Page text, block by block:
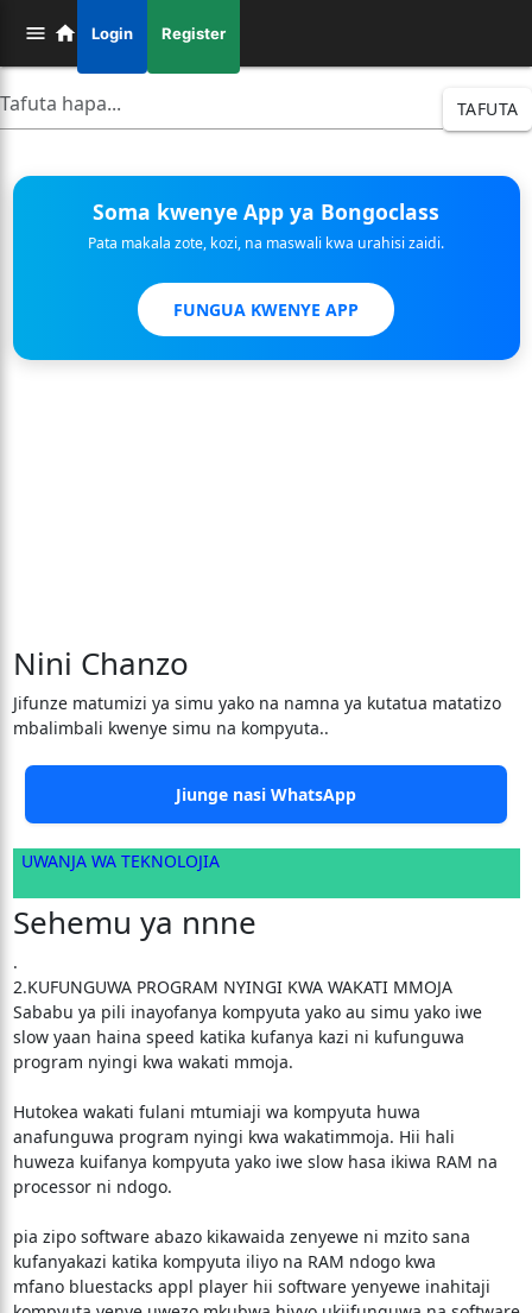
Login Register
TAFUTA
Soma kwenye App ya Bongoclass
Pata makala zote, kozi, na maswali kwa urahisi zaidi.
FUNGUA KWENYE APP
Nini Chanzo
Jifunze matumizi ya simu yako na namna ya kutatua matatizo
mbalimbali kwenye simu na kompyuta..
Jiunge nasi WhatsApp
UWANJA WA TEKNOLOJIA
Sehemu ya nnne
.
2.KUFUNGUWA PROGRAM NYINGI KWA WAKATI MMOJA
Sababu ya pili inayofanya kompyuta yako au simu yako iwe
slow yaan haina speed katika kufanya kazi ni kufunguwa
program nyingi kwa wakati mmoja.
Hutokea wakati fulani mtumiaji wa kompyuta huwa
anafunguwa program nyingi kwa wakatimmoja. Hii hali
huweza kuifanya kompyuta yako iwe slow hasa ikiwa RAM na
processor ni ndogo.
pia zipo software abazo kikawaida zenyewe ni mzito sana
kufanyakazi katika kompyuta iliyo na RAM ndogo kwa
mfano bluestacks appl player hii software yenyewe inahitaji